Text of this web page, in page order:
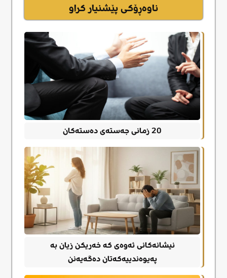
ناوەڕۆکی پێشنیار کراو
20 زمانی جەستەی دەستەکان
نیشانەکانی ئەوەی کە خەریکن زیان بە
پەیوەندییەکەتان دەگەیەنن